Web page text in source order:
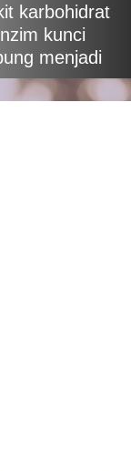
karbohidrat
kunci
menjadi